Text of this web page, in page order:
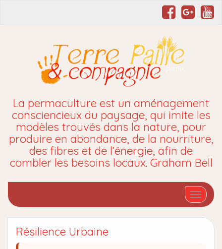
La permaculture est un aménagement
consciencieux du paysage, qui imite les
modèles trouvés dans la nature, pour
produire en abondance, de la nourriture,
des fibres et de l’énergie, afin de
combler les besoins locaux. Graham Bell
Résilience Urbaine